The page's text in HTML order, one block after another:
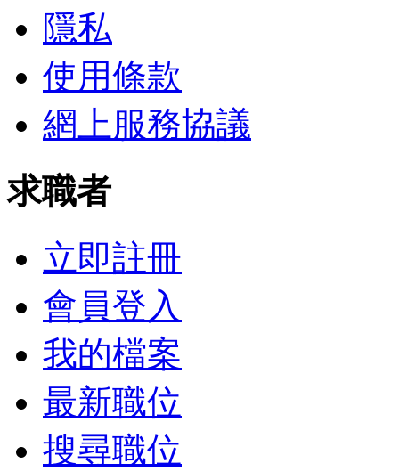
隱私
使用條款
網上服務協議
求職者
立即註冊
會員登入
我的檔案
最新職位
搜尋職位